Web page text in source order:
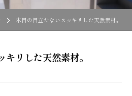
木目の目立たないスッキリした天然素材。
リした天然素材。